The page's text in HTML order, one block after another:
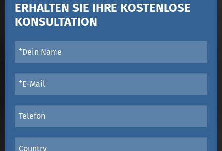
ERHALTEN SIE IHRE KOSTENLOSE
KONSULTATION